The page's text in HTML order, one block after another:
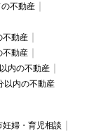
不動産
不動産
不動産
内の不動産
以内の不動産
妊婦・育児相談